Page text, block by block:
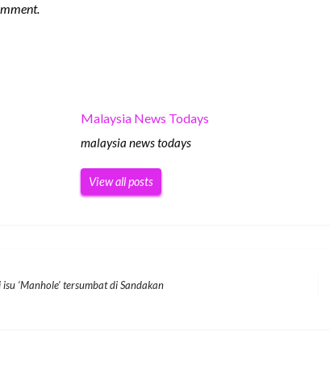
Malaysia News Todays
malaysia news todays
View all posts
‘Manhole’ tersumbat di Sandakan